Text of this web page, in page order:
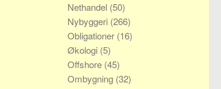
Nethandel (50)
Nybyggeri (266)
Obligationer (16)
Økologi (5)
Offshore (45)
Ombygning (32)